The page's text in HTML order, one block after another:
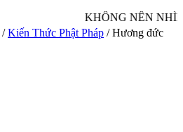
KHÔNG NÊN
/ Kiến Thức Phật Pháp / Hương đức